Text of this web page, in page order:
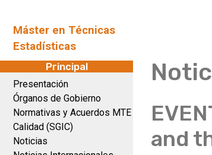
Máster en Técnicas
Estadísticas
Principal
Presentación
Órganos de Gobierno
Normativas y Acuerdos MTE
Calidad (SGIC)
Noticias
and